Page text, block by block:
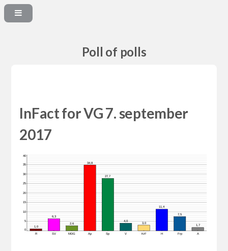
Poll of polls
InFact for VG 7. september
2017
1,0
6,3
2,6
34,8
27,7
4,0
3,0
11,4
7,5
1,7
R SV MDG Ap Sp V KrF H Frp A
0
5
10
15
20
25
30
35
40